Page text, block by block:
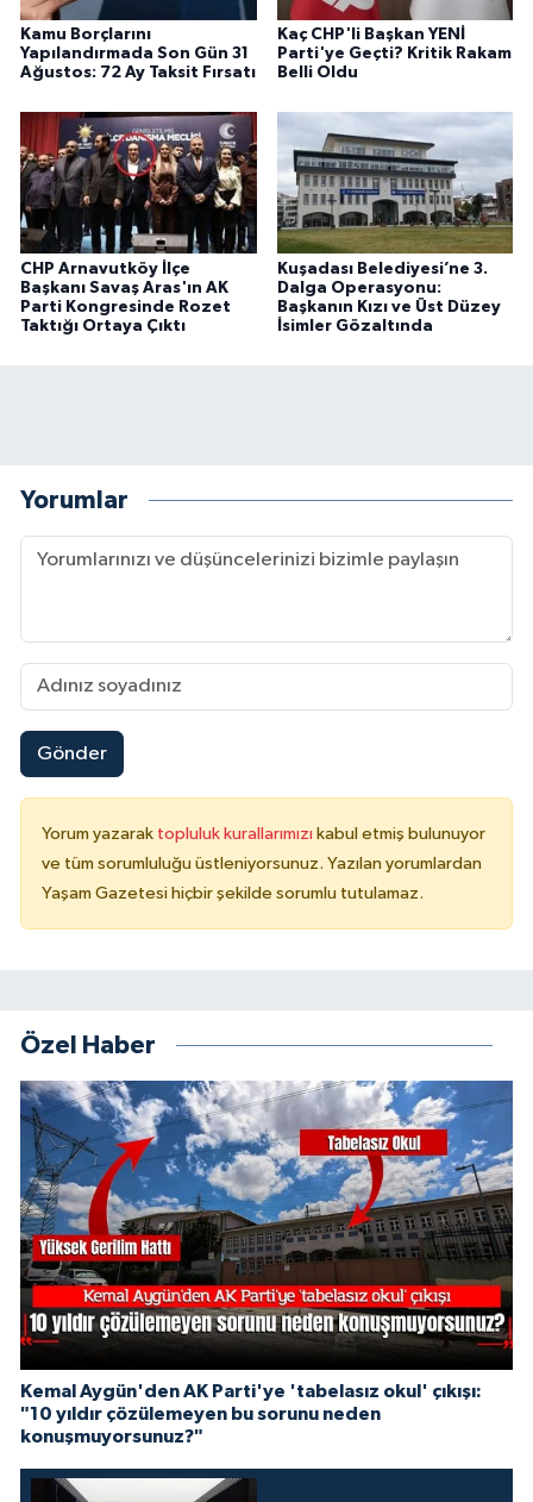
Kamu Borçlarını
Yapılandırmada Son Gün 31
Ağustos: 72 Ay Taksit Fırsatı
Kaç CHP'li Başkan YENİ
Parti'ye Geçti? Kritik Rakam
Belli Oldu
CHP Arnavutköy İlçe
Başkanı Savaş Aras'ın AK
Parti Kongresinde Rozet
Taktığı Ortaya Çıktı
Kuşadası Belediyesi’ne 3.
Dalga Operasyonu:
Başkanın Kızı ve Üst Düzey
İsimler Gözaltında
Yorumlar
Gönder
Yorum yazarak topluluk kurallarımızı kabul etmiş bulunuyor
ve tüm sorumluluğu üstleniyorsunuz. Yazılan yorumlardan
Yaşam Gazetesi hiçbir şekilde sorumlu tutulamaz.
Özel Haber
Kemal Aygün'den AK Parti'ye 'tabelasız okul' çıkışı:
"10 yıldır çözülemeyen bu sorunu neden
konuşmuyorsunuz?"